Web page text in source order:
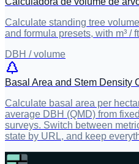
Calculate standing tree
and formula presets, with m³ /
DBH / volume
Basal Area and Stem Density
Calculate basal area per
average DBH (QMD) from
surveys. Switch between
state by URL, and keep